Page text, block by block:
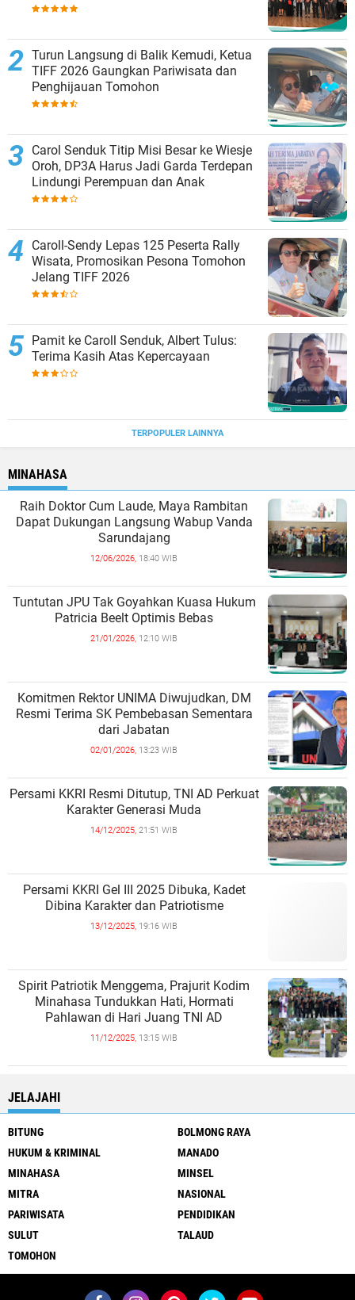
Turun Langsung di Balik Kemudi, Ketua
TIFF 2026 Gaungkan Pariwisata dan
Penghijauan Tomohon
Carol Senduk Titip Misi Besar ke Wiesje
Oroh, DP3A Harus Jadi Garda Terdepan
Lindungi Perempuan dan Anak
Caroll-Sendy Lepas 125 Peserta Rally
Wisata, Promosikan Pesona Tomohon
Jelang TIFF 2026
Pamit ke Caroll Senduk, Albert Tulus:
Terima Kasih Atas Kepercayaan
TERPOPULER LAINNYA
MINAHASA
Raih Doktor Cum Laude, Maya Rambitan
Dapat Dukungan Langsung Wabup Vanda
Sarundajang
12/06/2026, 18:40 WIB
Tuntutan JPU Tak Goyahkan Kuasa Hukum
Patricia Beelt Optimis Bebas
21/01/2026, 12:10 WIB
Komitmen Rektor UNIMA Diwujudkan, DM
Resmi Terima SK Pembebasan Sementara
dari Jabatan
02/01/2026, 13:23 WIB
Persami KKRI Resmi Ditutup, TNI AD Perkuat
Karakter Generasi Muda
14/12/2025, 21:51 WIB
Persami KKRI Gel III 2025 Dibuka, Kadet
Dibina Karakter dan Patriotisme
13/12/2025, 19:16 WIB
Spirit Patriotik Menggema, Prajurit Kodim
Minahasa Tundukkan Hati, Hormati
Pahlawan di Hari Juang TNI AD
11/12/2025, 13:15 WIB
JELAJAHI
BITUNG
BOLMONG RAYA
HUKUM & KRIMINAL
MANADO
MINAHASA
MINSEL
MITRA
NASIONAL
PARIWISATA
PENDIDIKAN
SULUT
TALAUD
TOMOHON